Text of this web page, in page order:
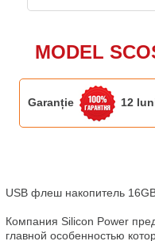
MODEL
Garanție 12
USB флеш накопитель
Компания Silicon Power
главной особенностью